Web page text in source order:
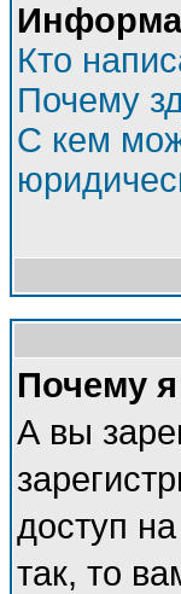
Кто
Почему
С кем
Почему
А вы
доступ
так, то